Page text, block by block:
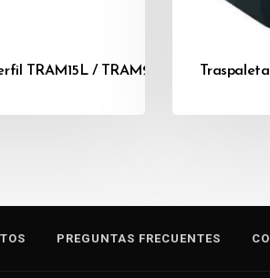
TRAM15L / TRAM20L-54 / TRAM20L-
PREGUNTAS FRECUENTES